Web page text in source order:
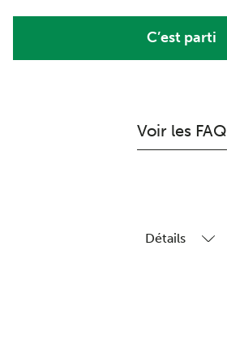
C’est parti
Voir les FAQ
Détails